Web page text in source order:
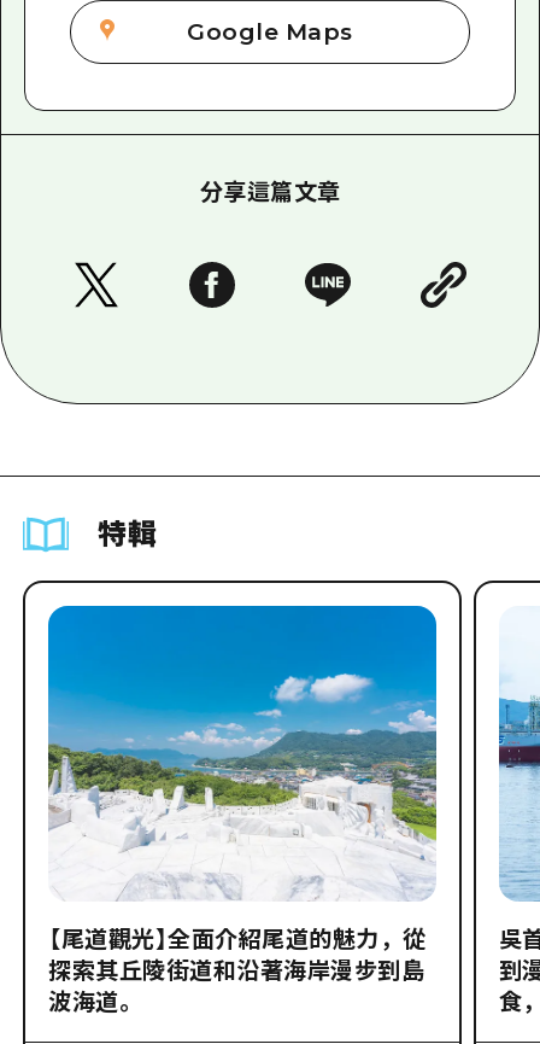
Google Maps
分享這篇文章
特輯
【尾道觀光】全面介紹尾道的魅力，從
探索其丘陵街道和沿著海岸漫步到島
波海道。
吳
到
食